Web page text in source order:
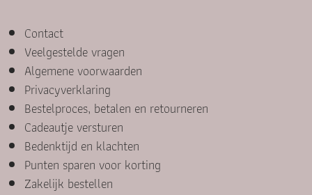
Contact
Veelgestelde vragen
Algemene voorwaarden
Privacyverklaring
Bestelproces, betalen en retourneren
Cadeautje versturen
Bedenktijd en klachten
Punten sparen voor korting
Zakelijk bestellen